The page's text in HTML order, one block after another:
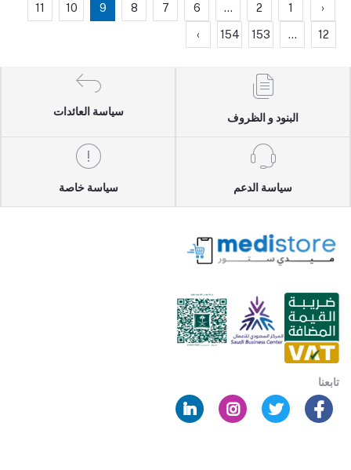
‹
1
2
...
6
7
8
9
10
11
12
...
153
154
›
البنود و الظروف
سياسة العائدات
سياسة الدعم سياسة خاصة
تابعنا